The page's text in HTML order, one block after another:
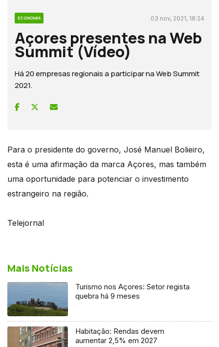
ECONOMIA 03 nov, 2021, 18:24
Açores presentes na Web
Summit (Vídeo)
Há 20 empresas regionais a participar na Web Summit
2021.
Para o presidente do governo, José Manuel Bolieiro,
esta é uma afirmação da marca Açores, mas também
uma oportunidade para potenciar o investimento
estrangeiro na região.
Telejornal
Mais Notícias
Turismo nos Açores: Setor regista
quebra há 9 meses
Habitação: Rendas devem
aumentar 2,5% em 2027